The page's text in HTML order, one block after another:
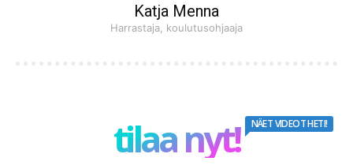
Katja Menna
Harrastaja, koulutusohjaaja
tilaa nyt! NÄET VIDEOT HETI!